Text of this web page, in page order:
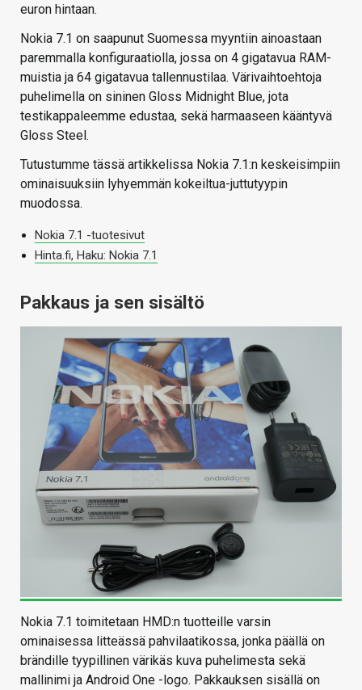
euron hintaan.
Nokia 7.1 on saapunut Suomessa myyntiin ainoastaan
paremmalla konfiguraatiolla, jossa on 4 gigatavua RAM-
muistia ja 64 gigatavua tallennustilaa. Värivaihtoehtoja
puhelimella on sininen Gloss Midnight Blue, jota
testikappaleemme edustaa, sekä harmaaseen kääntyvä
Gloss Steel.
Tutustumme tässä artikkelissa Nokia 7.1:n keskeisimpiin
ominaisuuksiin lyhyemmän kokeiltua-juttutyypin
muodossa.
Nokia 7.1 -tuotesivut
Hinta.fi, Haku: Nokia 7.1
Pakkaus ja sen sisältö
Nokia 7.1 toimitetaan HMD:n tuotteille varsin
ominaisessa litteässä pahvilaatikossa, jonka päällä on
brändille tyypillinen värikäs kuva puhelimesta sekä
mallinimi ja Android One -logo. Pakkauksen sisällä on